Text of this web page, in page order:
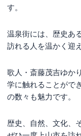
す。
温泉街には、歴史あ
訪れる人を温かく迎
歌人・斎藤茂吉ゆか
学に触れることがで
の数々も魅力です。
歴史、自然、文化、